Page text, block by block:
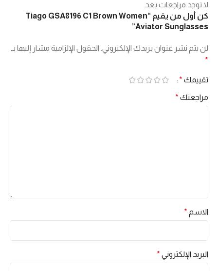
لا توجد مراجعات بعد.
كن أول من يقيم “Tiago GSA8196 C1 Brown Women
Aviator Sunglasses”
لن يتم نشر عنوان بريدك الإلكتروني. الحقول الإلزامية مشار إليها بـ
*
تقييمك *
مراجعتك *
الاسم *
البريد الإلكتروني *